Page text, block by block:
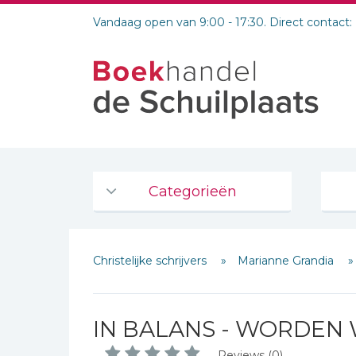
Vandaag open van 9:00 - 17:30. Direct contact:
Categorieën
De Bijbel
Bijbelse Dagboeken 2026
Bijbelstudie groepen
Christelijke schrijvers Marianne Grandia
IN BALANS - WORDEN